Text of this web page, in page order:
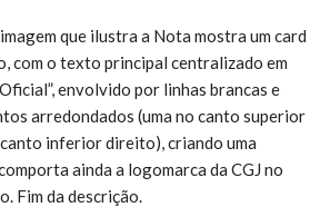
que ilustra a Nota mostra um card
com o texto principal centralizado em
envolvido por linhas brancas e
arredondados (uma no canto superior
inferior direito), criando uma
ainda a logomarca da CGJ no
Fim da descrição.